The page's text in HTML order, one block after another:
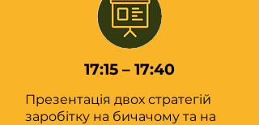
17:15 – 17:40
Презентація двох стратегій
заробітку на бичачому та на